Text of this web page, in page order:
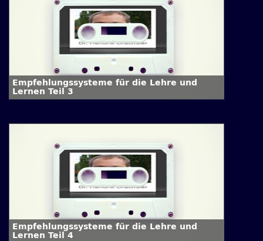
Empfehlungssysteme für die Lehre und
Lernen Teil 3
Empfehlungssysteme für die Lehre und
Lernen Teil 4